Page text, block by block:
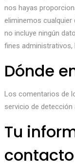
nos hayas
eliminemos
no incluye ningún
fines administrativos,
Dónde
Los comentarios de
servicio de
Tu
contacto